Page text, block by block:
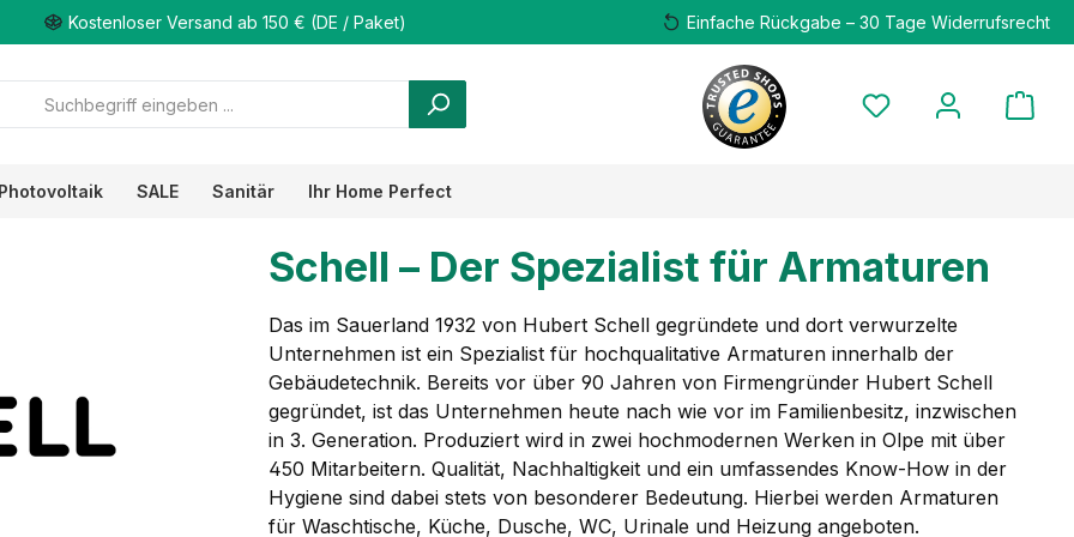
Kostenloser Versand ab 150 € (DE / Paket) Einfache Rückgabe – 30 Tage Widerrufsrecht
Photovoltaik SALE Sanitär Ihr Home Perfect
Schell – Der Spezialist für Armaturen
Das im Sauerland 1932 von Hubert Schell gegründete und dort verwurzelte
Unternehmen ist ein Spezialist für hochqualitative Armaturen innerhalb der
Gebäudetechnik. Bereits vor über 90 Jahren von Firmengründer Hubert Schell
gegründet, ist das Unternehmen heute nach wie vor im Familienbesitz, inzwischen
in 3. Generation. Produziert wird in zwei hochmodernen Werken in Olpe mit über
450 Mitarbeitern. Qualität, Nachhaltigkeit und ein umfassendes Know-How in der
Hygiene sind dabei stets von besonderer Bedeutung. Hierbei werden Armaturen
für Waschtische, Küche, Dusche, WC, Urinale und Heizung angeboten.